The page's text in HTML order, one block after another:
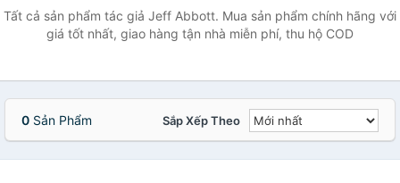
Tất cả sản phẩm tác giả Jeff Abbott. Mua sản phẩm chính hãng với
giá tốt nhất, giao hàng tận nhà miễn phí, thu hộ COD
0 Sản Phẩm Sắp Xếp Theo